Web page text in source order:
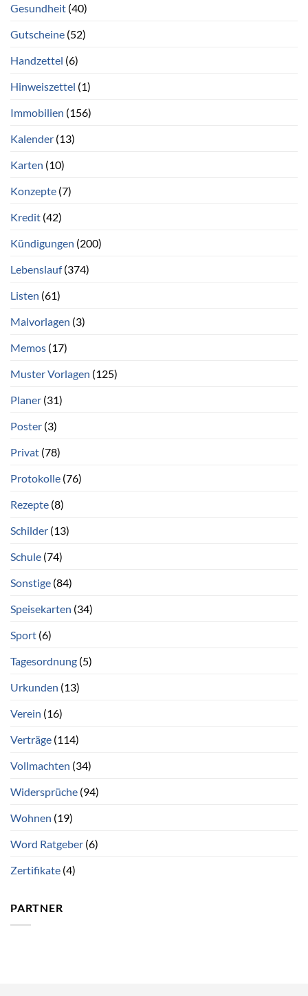
Gesundheit (40)
Gutscheine (52)
Handzettel (6)
Hinweiszettel (1)
Immobilien (156)
Kalender (13)
Karten (10)
Konzepte (7)
Kredit (42)
Kündigungen (200)
Lebenslauf(374)
Listen (61)
Malvorlagen (3)
Memos (17)
Muster Vorlagen (125)
Planer (31)
Poster (3)
Privat (78)
Protokolle (76)
Rezepte (8)
Schilder (13)
Schule (74)
Sonstige (84)
Speisekarten (34)
Sport (6)
Tagesordnung (5)
Urkunden (13)
Verein (16)
Verträge (114)
Vollmachten (34)
Widersprüche (94)
Wohnen (19)
Word Ratgeber (6)
Zertifikate (4)
PARTNER